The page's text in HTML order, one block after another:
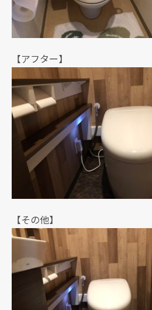
【アフター】
【その他】